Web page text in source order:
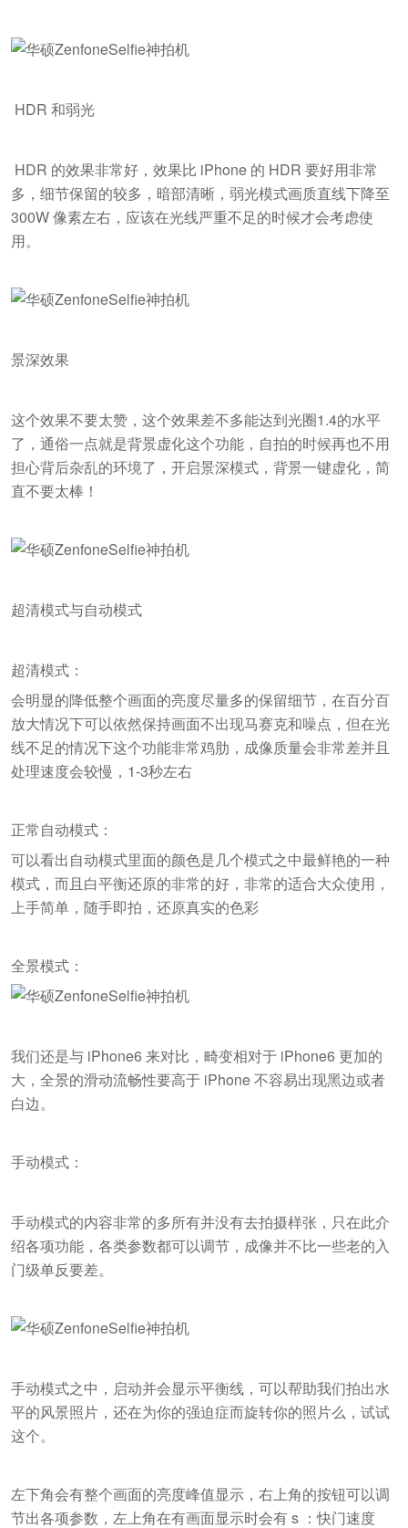
HDR 和弱光
HDR 的效果非常好，效果比 iPhone 的 HDR 要好用非常
多，细节保留的较多，暗部清晰，弱光模式画质直线下降至
300W 像素左右，应该在光线严重不足的时候才会考虑使
用。
景深效果
这个效果不要太赞，这个效果差不多能达到光圈1.4的水平
了，通俗一点就是背景虚化这个功能，自拍的时候再也不用
担心背后杂乱的环境了，开启景深模式，背景一键虚化，简
直不要太棒！
超清模式与自动模式
超清模式：
会明显的降低整个画面的亮度尽量多的保留细节，在百分百
放大情况下可以依然保持画面不出现马赛克和噪点，但在光
线不足的情况下这个功能非常鸡肋，成像质量会非常差并且
处理速度会较慢，1-3秒左右
正常自动模式：
可以看出自动模式里面的颜色是几个模式之中最鲜艳的一种
模式，而且白平衡还原的非常的好，非常的适合大众使用，
上手简单，随手即拍，还原真实的色彩
全景模式：
我们还是与 iPhone6 来对比，畸变相对于 iPhone6 更加的
大，全景的滑动流畅性要高于 iPhone 不容易出现黑边或者
白边。
手动模式：
手动模式的内容非常的多所有并没有去拍摄样张，只在此介
绍各项功能，各类参数都可以调节，成像并不比一些老的入
门级单反要差。
手动模式之中，启动并会显示平衡线，可以帮助我们拍出水
平的风景照片，还在为你的强迫症而旋转你的照片么，试试
这个。
左下角会有整个画面的亮度峰值显示，右上角的按钮可以调
节出各项参数，左上角在有画面显示时会有 s ：快门速度